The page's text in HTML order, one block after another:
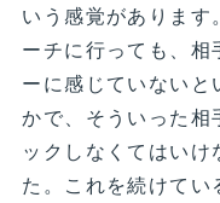
いう感覚があります
ーチに行っても、相
ーに感じていないと
かで、そういった
ックしなくてはい
た。これを続けて